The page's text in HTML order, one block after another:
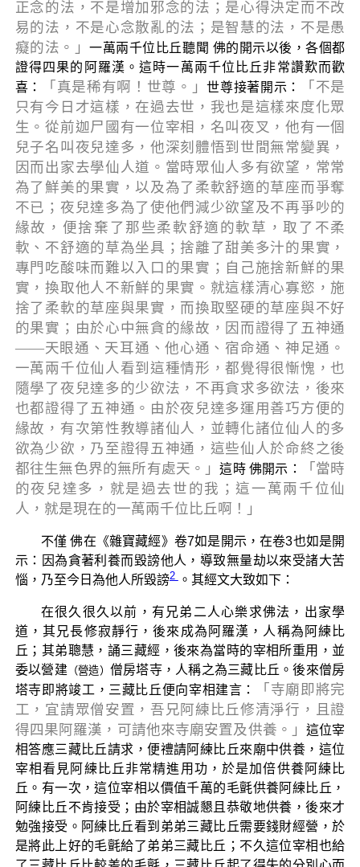
正念的法，不是增加邪念的法；是心得決定而不改
易的法，不是心念散亂的法；是智慧的法，不是愚
癡的法。」一萬兩千位比丘聽聞 佛的開示以後，各個都
證得四果的阿羅漢。這時一萬兩千位比丘非常讚歎而歡
喜：
「真是稀有啊！世尊。」世尊接著開示：
「不是
只有今日才這樣，在過去世，我也是這樣來度化眾
生。從前迦尸國有一位宰相，名叫夜叉，他有一個
兒子名叫夜兒達多，他深刻體悟到世間無常變異，
因而出家去學仙人道。當時眾仙人多有欲望，常常
為了鮮美的果實，以及為了柔軟舒適的草座而爭奪
不已；夜兒達多為了使他們減少欲望及不再爭吵的
緣故，便捨棄了那些柔軟舒適的軟草，取了不柔
軟、不舒適的草為坐具；捨離了甜美多汁的果實，
專門吃酸味而難以入口的果實；自己施捨新鮮的果
實，換取他人不新鮮的果實。就這樣清心寡慾，施
捨了柔軟的草座與果實，而換取堅硬的草座與不好
的果實；由於心中無貪的緣故，因而證得了五神通
——天眼通、天耳通、他心通、宿命通、神足通。
一萬兩千位仙人看到這種情形，都覺得很慚愧，也
隨學了夜兒達多的少欲法，不再貪求多欲法，後來
也都證得了五神通。由於夜兒達多運用善巧方便的
緣故，有次第性教導諸仙人，並轉化諸位仙人的多
欲為少欲，乃至證得五神通，這些仙人於命終之後
都往生無色界的無所有處天。」這時 佛開示：
「當時
的夜兒達多，就是過去世的我；這一萬兩千位仙
人，就是現在的一萬兩千位比丘啊！」
不僅 佛在《雜寶藏經》卷7如是開示，在卷3也如是開
示：因為貪著利養而毀謗他人，導致無量劫以來受諸大苦
惱，乃至今日為他人所毀謗2 。其經文大致如下：
在很久很久以前，有兄弟二人心樂求佛法，出家學
道，其兄長修寂靜行，後來成為阿羅漢，人稱為阿練比
丘；其弟聰慧，誦三藏經，後來為當時的宰相所重用，並
委以營建（營造） 僧房塔寺，人稱之為三藏比丘。後來僧房
塔寺即將竣工，三藏比丘便向宰相建言：
「寺廟即將完
工，宜請眾僧安置，吾兄阿練比丘修清淨行，且證
得四果阿羅漢，可請他來寺廟安置及供養。」 這位宰
相答應三藏比丘請求，便禮請阿練比丘來廟中供養，這位
宰相看見阿練比丘非常精進用功，於是加倍供養阿練比
丘。有一次，這位宰相以價值千萬的毛氈供養阿練比丘，
阿練比丘不肯接受；由於宰相誠懇且恭敬地供養，後來才
勉強接受。阿練比丘看到弟弟三藏比丘需要錢財經營，於
是將此上好的毛氈給了弟弟三藏比丘；不久這位宰相也給